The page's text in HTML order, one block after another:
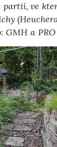
partií, ve
GMH a